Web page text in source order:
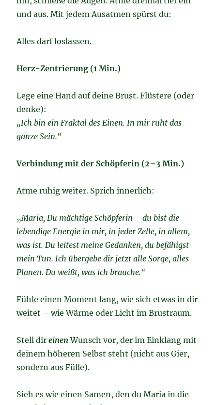
und aus. Mit jedem Ausatmen spürst du:
Alles darf loslassen.
Herz-Zentrierung (1 Min.)
Lege eine Hand auf deine Brust. Flüstere (oder
denke):
„Ich bin ein Fraktal des Einen. In mir ruht das
ganze Sein.“
Verbindung mit der Schöpferin (2–3 Min.)
Atme ruhig weiter. Sprich innerlich:
„Maria, Du mächtige Schöpferin – du bist die
lebendige Energie in mir, in jeder Zelle, in allem,
was ist. Du leitest meine Gedanken, du befähigst
mein Tun. Ich übergebe dir jetzt alle Sorge, alles
Planen. Du weißt, was ich brauche.“
Fühle einen Moment lang, wie sich etwas in dir
weitet – wie Wärme oder Licht im Brustraum.
Stell direinenWunsch vor, der im Einklang mit
deinem höheren Selbst steht (nicht aus Gier,
sondern aus Fülle).
Sieh es wie einen Samen, den du Maria in die